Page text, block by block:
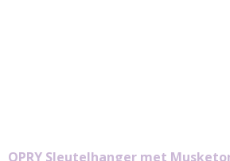
OPRY Sleutelhanger met